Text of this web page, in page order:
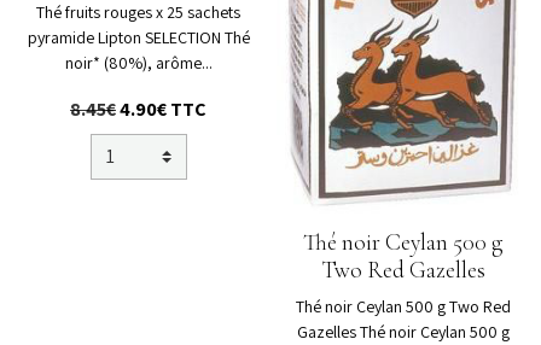
Thé fruits rouges x 25 sachets
pyramide Lipton SELECTION Thé
noir* (80%), arôme...
8.45€4.90€TTC
Thé noir Ceylan 500 g
Two Red Gazelles
Thé noir Ceylan 500 g Two Red
Gazelles Thé noir Ceylan 500 g